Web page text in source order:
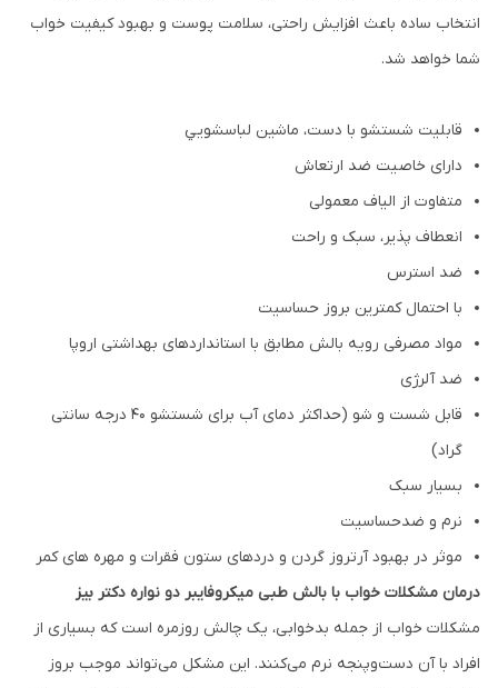
انتخاب ساده باعث افزایش راحتی، سلامت پوست و بهبود کیفیت خواب
شما خواهد شد.
قابلیت شستشو با دست، ماشين لباسشويي
دارای خاصیت ضد ارتعاش
متفاوت از الیاف معمولی
انعطاف پذیر، سبک و راحت
ضد استرس
با احتمال کمترین بروز حساسیت
مواد مصرفی رویه بالش مطابق با استانداردهای بهداشتی اروپا
ضد آلرژی
قابل شست و شو (حداکثر دمای آب برای شستشو ۴۰ درجه سانتی
گراد)
بسيار سبک
نرم و ضدحساسيت
موثر در بهبود آرتروز گردن و دردهای ستون فقرات و مهره های کمر
درمان مشکلات خواب با بالش طبی میکروفایبر دو نواره دکتر بیز
مشکلات خواب از جمله بدخوابی، یک چالش روزمره است که بسیاری از
افراد با آن دست‌وپنجه نرم می‌کنند. این مشکل می‌تواند موجب بروز